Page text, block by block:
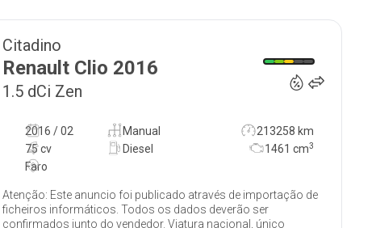
Citadino
Renault Clio 2016
1.5 dCi Zen
2016 / 02 Manual
213258 km
75 cv
Diesel 1461 cm3
Faro
Atenção: Este anuncio foi publicado através de importação de
ficheiros informáticos. Todos os dados deverão ser
confirmados junto do vendedor. Viatura nacional, único